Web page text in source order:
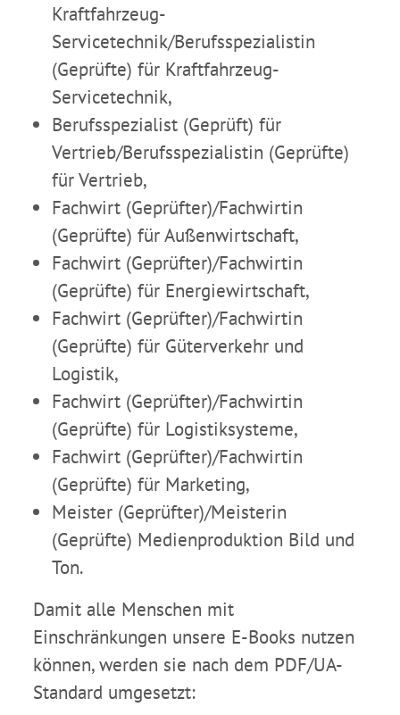
Kraftfahrzeug-
Servicetechnik/Berufsspezialistin
(Geprüfte) für Kraftfahrzeug-
Servicetechnik,
Berufsspezialist (Geprüft) für
Vertrieb/Berufsspezialistin (Geprüfte)
für Vertrieb,
Fachwirt (Geprüfter)/Fachwirtin
(Geprüfte) für Außenwirtschaft,
Fachwirt (Geprüfter)/Fachwirtin
(Geprüfte) für Energiewirtschaft,
Fachwirt (Geprüfter)/Fachwirtin
(Geprüfte) für Güterverkehr und
Logistik,
Fachwirt (Geprüfter)/Fachwirtin
(Geprüfte) für Logistiksysteme,
Fachwirt (Geprüfter)/Fachwirtin
(Geprüfte) für Marketing,
Meister (Geprüfter)/Meisterin
(Geprüfte) Medienproduktion Bild und
Ton.
Damit alle Menschen mit
Einschränkungen unsere E-Books nutzen
können, werden sie nach dem PDF/UA-
Standard umgesetzt: